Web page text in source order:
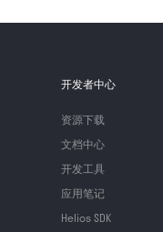
开发者中心
资源下载
文档中心
开发工具
应用笔记
Helios SDK